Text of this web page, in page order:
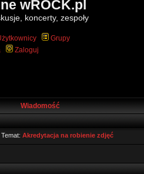
wROCK.pl
koncerty, zespoły
Grupy
Zaloguj
Wiadomość
Akredytacja na robienie zdjęć